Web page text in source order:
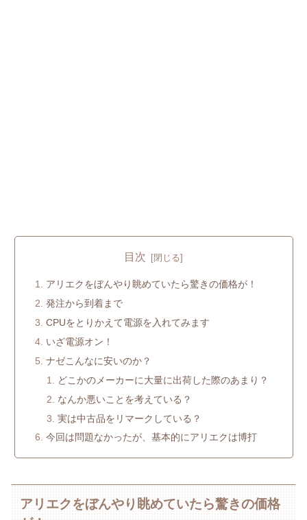
目次
アリエクをぼんやり眺めていたら驚きの価格が！
発注から到着まで
CPUをとりかえて電源を入れてみます
いざ電源オン！
ナゼこんなに安いのか？
どこかのメーカーに大量に出荷した際のあまり？
なんか悪いことを考えている？
実は中古品をリマークしている？
今回は問題なかったが、基本的にアリエクは博打
アリエクをぼんやり眺めていたら驚きの価格